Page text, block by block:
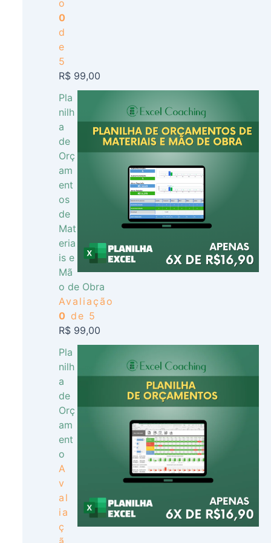
o
0
d
e
5
R$99,00
Pla
nilh
a
de
Orç
am
ent
os
de
Mat
eria
is e
Mã
o de Obra
Avaliação
0 de 5
R$99,00
Pla
nilh
a
de
Orç
am
ent
o
A
v
al
ia
ç